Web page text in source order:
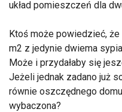
układ pomieszczeń dla
Ktoś może powiedzieć,
m2 z jedynie dwiema
Może i przydałaby się
Jeżeli jednak zadano już
równie oszczędnego
wybaczona?